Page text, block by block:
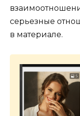
серьезные
в материале.